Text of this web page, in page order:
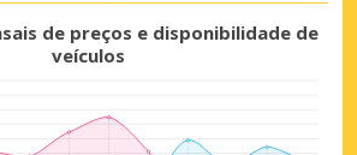
de preços e disponibilidade de
veículos